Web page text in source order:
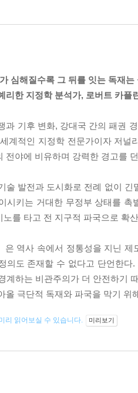
심해질수록 그 뒤를 잇는 독재
리한 지정학 분석가, 로버트 카플
과 기후 변화, 강대국 간의 패권
계적인 지정학 전문가이자 저
전야에 비유하며 강력한 경고를
술 발전과 도시화로 전례 없이
시키는 거대한 무정부 상태를
노를 타고 전 지구적 파국으로 확
은 역사 속에서 정통성을 지닌
의도 존재할 수 없다고 단언한
계하는 비관주의가 더 안전하기
올 극단적 독재와 파국을 막기
리 읽어보실 수 있습니다. 미리보기